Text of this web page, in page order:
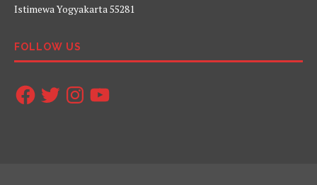
Istimewa Yogyakarta 55281
FOLLOW US
FacebookTwitterInstagram
YouTube